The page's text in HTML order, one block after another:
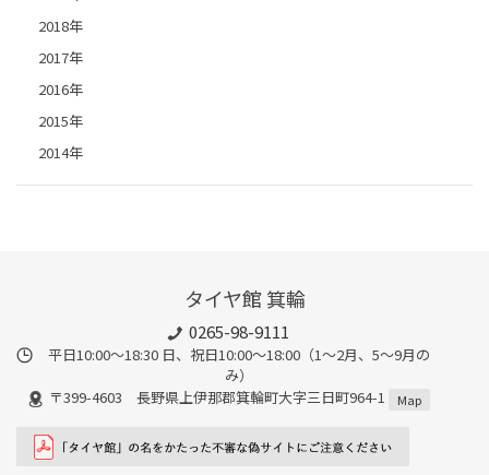
2018年
2017年
2016年
2015年
2014年
タイヤ館 箕輪
0265-98-9111
平日10:00～18:30 日、祝日10:00～18:00（1～2月、5～9月の
み）
〒399-4603 長野県上伊那郡箕輪町大字三日町964-1
Map